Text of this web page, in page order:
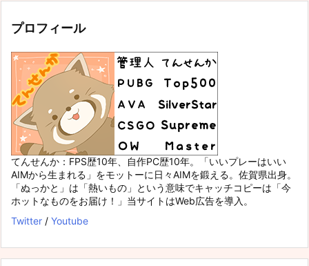
プロフィール
てんせんか：FPS歴10年、自作PC歴10年。「いいプレーはいい
AIMから生まれる」をモットーに日々AIMを鍛える。佐賀県出身。
「ぬっかと」は「熱いもの」という意味でキャッチコピーは「今
ホットなものをお届け！」当サイトはWeb広告を導入。
Twitter / Youtube